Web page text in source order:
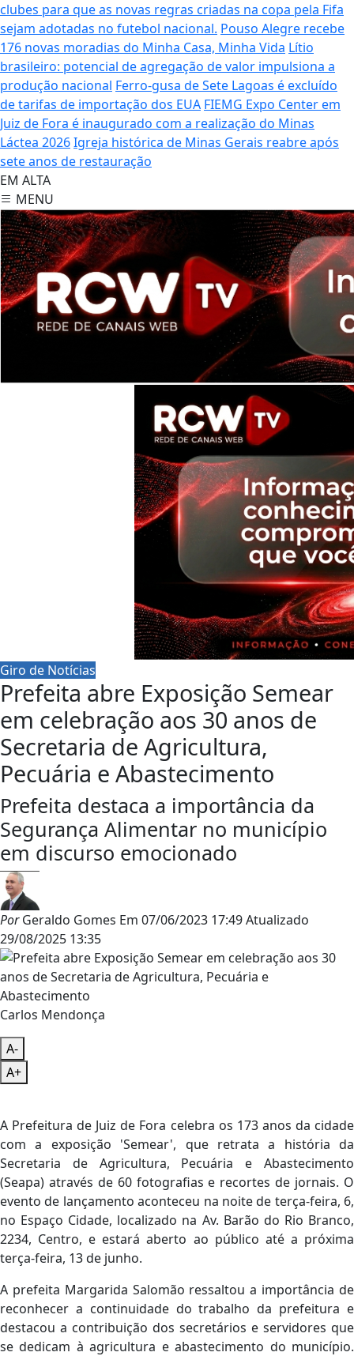
clubes para que as novas regras criadas na copa pela Fifa
sejam adotadas no futebol nacional. Pouso Alegre recebe
176 novas moradias do Minha Casa, Minha Vida Lítio
brasileiro: potencial de agregação de valor impulsiona a
produção nacional Ferro-gusa de Sete Lagoas é excluído
de tarifas de importação dos EUA FIEMG Expo Center em
Juiz de Fora é inaugurado com a realização do Minas
Láctea 2026Igreja histórica de Minas Gerais reabre após
sete anos de restauração
EM ALTA
MENU
Giro de Notícias
Prefeita abre Exposição Semear
em celebração aos 30 anos de
Secretaria de Agricultura,
Pecuária e Abastecimento
Prefeita destaca a importância da
Segurança Alimentar no município
em discurso emocionado
PorGeraldo Gomes Em 07/06/2023 17:49Atualizado
29/08/2025 13:35
Carlos Mendonça
A-
A+
A Prefeitura de Juiz de Fora celebra os 173 anos da cidade
com a exposição 'Semear', que retrata a história da
Secretaria de Agricultura, Pecuária e Abastecimento
(Seapa) através de 60 fotografias e recortes de jornais. O
evento de lançamento aconteceu na noite de terça-feira, 6,
no Espaço Cidade, localizado na Av. Barão do Rio Branco,
2234, Centro, e estará aberto ao público até a próxima
terça-feira, 13 de junho.
A prefeita Margarida Salomão ressaltou a importância de
reconhecer a continuidade do trabalho da prefeitura e
destacou a contribuição dos secretários e servidores que
se dedicam à agricultura e abastecimento do município.